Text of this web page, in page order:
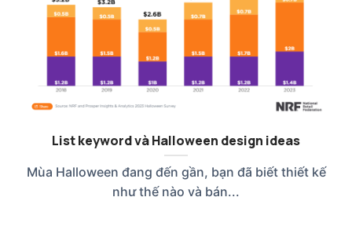
List keyword và Halloween design ideas
Mùa Halloween đang đến gần, bạn đã biết thiết kế
như thế nào và bán...